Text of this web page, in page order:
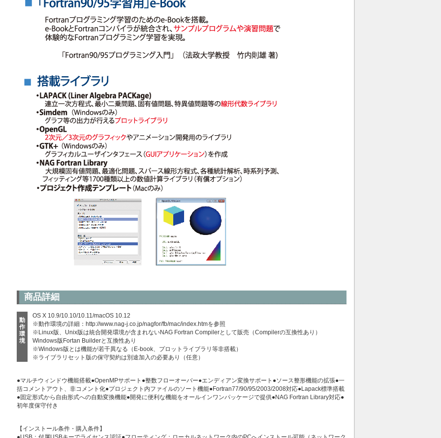
商品詳細
動
作
環
境
OS X 10.9/10.10/10.11/macOS 10.12
※動作環境の詳細： http://www.nag-j.co.jp/nagfor/fb/mac/index.htmを参照
※Linux版、Unix版は統合開発環境が含まれないNAG Fortran Compilerとして販売（Compilerの互換性あり）
Windows版Fortan Builderと互換性あり
※Windows版とは機能が若干異なる（E-book、プロットライブラリ等非搭載）
※ライブラリセット版の保守契約は別途加入の必要あり（任意）
●マルチウィンドウ機能搭載●OpenMPサポート●整数フローオーバー●エンディアン変換サポート●ソース整形機能の拡張●一
括コメントアウト、非コメント化●プロジェクト内ファイルのソート機能●Fortran77/90/95/2003/2008対応●Lapack標準搭載
●固定形式から自由形式への自動変換機能●開発に便利な機能をオールインワンパッケージで提供●NAG Fortran Library対応●
初年度保守付き
【インストール条件・購入条件】